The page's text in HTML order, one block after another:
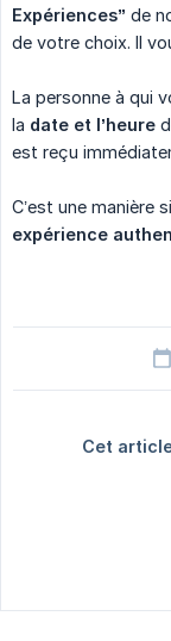
Expériences” de
de votre choix. Il
La personne à qui
la date et l’heure
est reçu
C’est une manière
expérience
Cet